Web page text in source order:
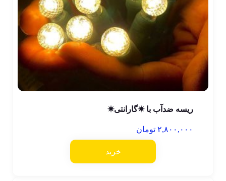
ریسه ضدآب با ✷گارانتی✷
۲,۸۰۰,۰۰۰ تومان
خرید